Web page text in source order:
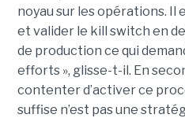
noyau sur les opérations.
et valider le kill switch en
de production ce qui
efforts », glisse-t-il. En
contenter d’activer ce
suffise n’est pas une